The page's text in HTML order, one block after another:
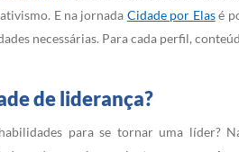
E na jornada Cidade por Elasé
necessárias. Para cada perfil,
de liderança?
para se tornar uma líder?